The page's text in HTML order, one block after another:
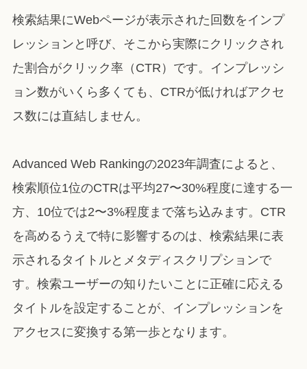
検索結果にWebページが表示された回数をインプ
レッションと呼び、そこから実際にクリックされ
た割合がクリック率（CTR）です。インプレッシ
ョン数がいくら多くても、CTRが低ければアクセ
ス数には直結しません。
Advanced Web Rankingの2023年調査によると、
検索順位1位のCTRは平均27〜30%程度に達する一
方、10位では2〜3%程度まで落ち込みます。CTR
を高めるうえで特に影響するのは、検索結果に表
示されるタイトルとメタディスクリプションで
す。検索ユーザーの知りたいことに正確に応える
タイトルを設定することが、インプレッションを
アクセスに変換する第一歩となります。